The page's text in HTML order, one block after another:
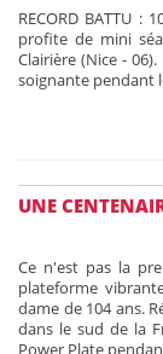
RECORD BATTU :
profite de mini
Clairière (Nice -
soignante pendant
UNE
Ce n'est pas la
plateforme
dame de 104 ans.
dans le sud de la
Power Plate